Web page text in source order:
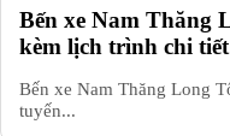
Bến xe Nam Thăng
kèm lịch trình chi tiết
Bến xe Nam Thăng Long
tuyến...